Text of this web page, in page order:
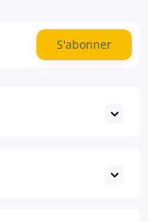
S'abonner